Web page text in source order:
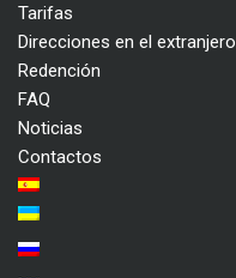
Tarifas
Direcciones en el extranjero
Redención
FAQ
Noticias
Contactos